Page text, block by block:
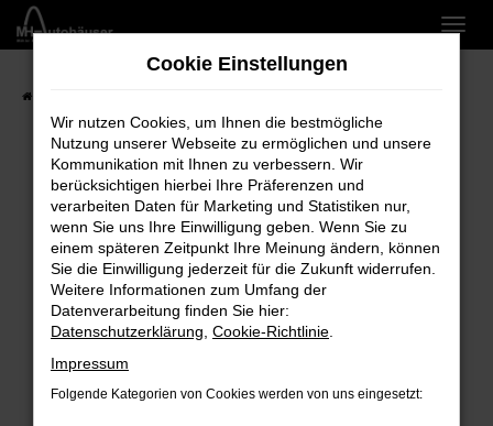
Zum
Hauptinhalt
Fehler: Network Error
Beim Laden ist ein Fehler aufgetreten.
Hier sind ein paar Tipps, die dir helfen können:
Überprüfe deine Firewall und deine
Internetverbindung.
Laden andere Webseiten, zum Beispiel deine
Suchmaschine?
Cookie Einstellungen
Wir nutzen Cookies, um Ihnen die bestmögliche
Nutzung unserer Webseite zu ermöglichen und unsere
Kommunikation mit Ihnen zu verbessern. Wir
berücksichtigen hierbei Ihre Präferenzen und
verarbeiten Daten für Marketing und Statistiken nur,
wenn Sie uns Ihre Einwilligung geben. Wenn Sie zu
einem späteren Zeitpunkt Ihre Meinung ändern, können
Sie die Einwilligung jederzeit für die Zukunft widerrufen.
Weitere Informationen zum Umfang der
Datenverarbeitung finden Sie hier:
Datenschutzerklärung Cookie-Richtlinie
Impressum
Folgende Kategorien von Cookies werden von uns eingesetzt: